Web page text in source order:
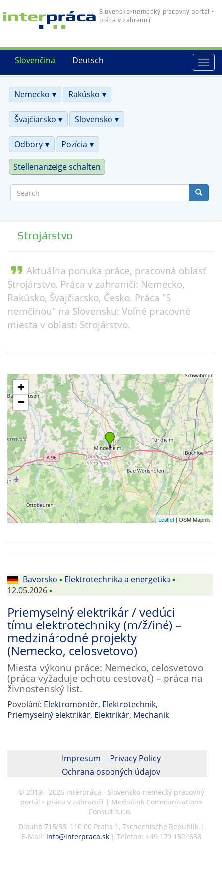
Skip
to
Deutsch
Slovenčina
Slovensko-nemecký pracovný portál -
práca v zahraničí
Nemecko
Rakúsko
Švajčiarsko Slovensko
Odbory Pozícia
Stellenanzeige schalten
Strojárstvo
format_quote Aktuálna ponuka práce, pracovná oblasť
Strojárstvo. Práca v zahraničí: Nemecko,
Rakúsko, Švajčiarsko, Česko. Práca "S
nemčinou" na Slovensku: Voľné pracovné
miesta v oblasti Strojárstvo.
+
−
Leaflet| OSM Mapnik
Bavorsko ▪ Elektrotechnika a energetika ▪
12.05.2026▪
Priemyselný elektrikár / vedúci
tímu elektrotechniky (m/ž/iné) –
medzinárodné projekty
(Nemecko, celosvetovo)
Miesta výkonu práce: Nemecko, celosvetovo
(práca vyžaduje ochotu cestovať) – práca na
živnostenský list.
Povolání: Elektromontér, Elektrotechnik,
Priemyselný elektrikár, Elektrikár, Mechanik
Impresum
Privacy Policy
Ochrana osobných údajov
© 2019 - 2026 interpráca - Slovensko-nemecký pracovný
portál - práca v zahraničí | Medialink Communications
Consult s.r.o.
Dlouhá 715/38, 110 00 Praha 1, Tschechische Republik |
E-Mail: info@interpraca.sk| Telefon: +49 179 1524638